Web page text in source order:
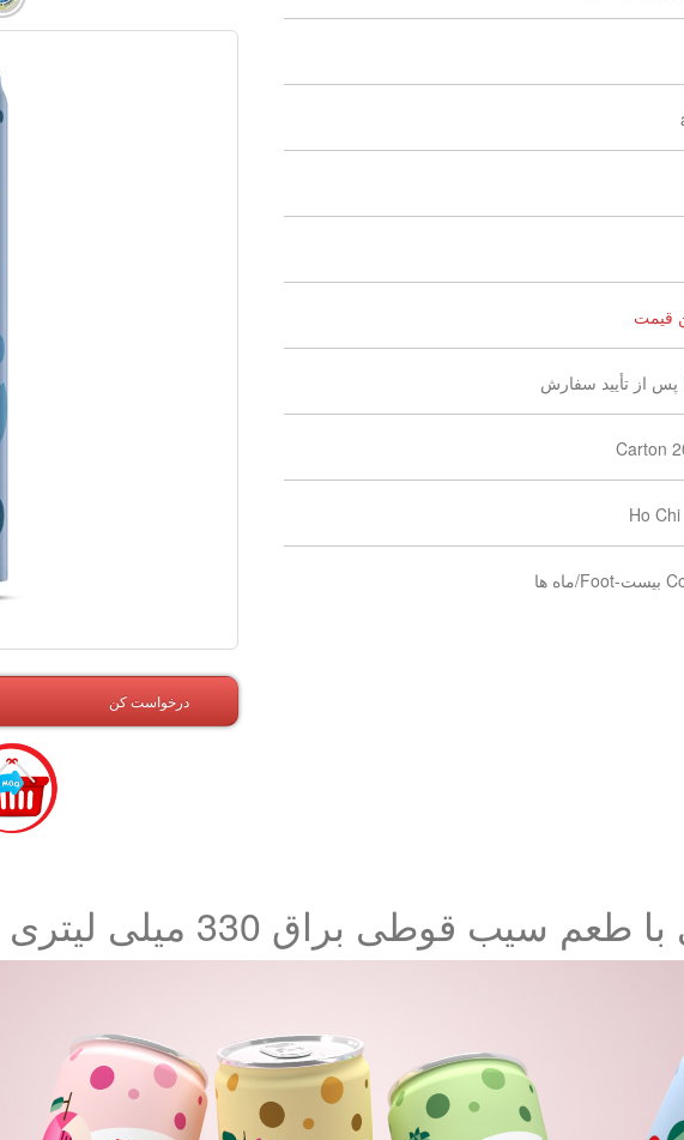
درخواست کن
قیمت
Ho
سیب قوطی براق 330 میلی لیتری